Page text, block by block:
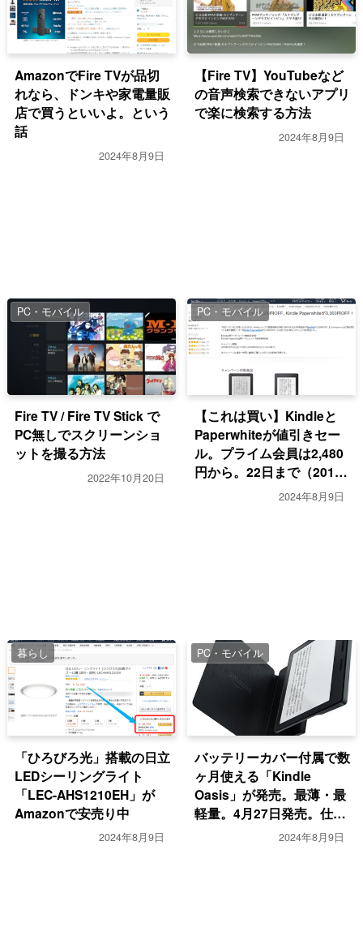
AmazonでFire TVが品切
れなら、ドンキや家電量販
店で買うといいよ。という
話
2024年8月9日
【Fire TV】YouTubeなど
の音声検索できないアプリ
で楽に検索する方法
2024年8月9日
PC・モバイル
Fire TV / Fire TV Stick で
PC無しでスクリーンショ
ットを撮る方法
2022年10月20日
PC・モバイル
【これは買い】Kindleと
Paperwhiteが値引きセー
ル。プライム会員は2,480
円から。22日まで（2016
2024年8月9日
暮らし
「ひろびろ光」搭載の日立
LEDシーリングライト
「LEC-AHS1210EH」が
Amazonで安売り中
2024年8月9日
PC・モバイル
バッテリーカバー付属で数
ヶ月使える「Kindle
Oasis」が発売。最薄・最
軽量。4月27日発売。仕様
2024年8月9日